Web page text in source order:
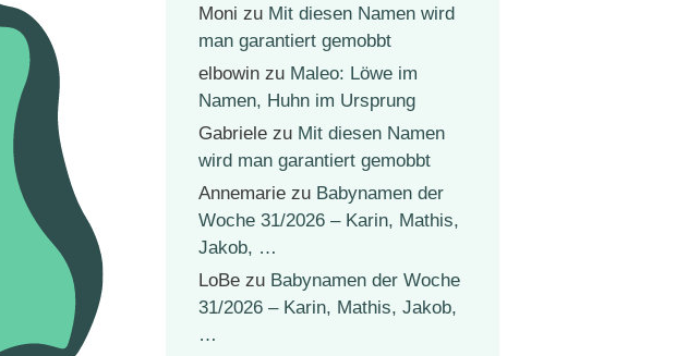
Moni zu Mit diesen Namen wird
man garantiert gemobbt
elbowin zu Maleo: Löwe im
Namen, Huhn im Ursprung
Gabriele zu Mit diesen Namen
wird man garantiert gemobbt
Annemarie zu Babynamen der
Woche 31/2026 – Karin, Mathis,
Jakob, …
LoBe zu Babynamen der Woche
31/2026 – Karin, Mathis, Jakob,
…